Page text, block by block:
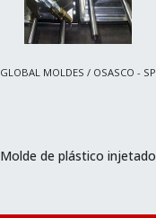
GLOBAL MOLDES / OSASCO - SP
Molde de plástico injetado